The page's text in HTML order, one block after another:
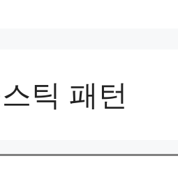
틱 패턴